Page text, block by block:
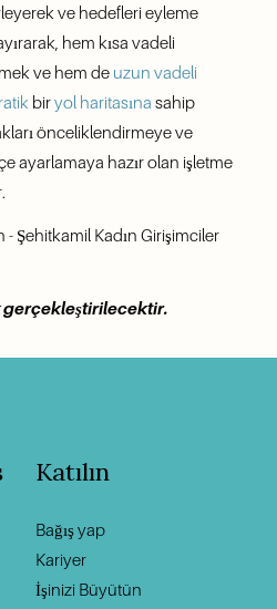
ve hedefleri eyleme
hem kısa vadeli
ve hem de uzun vadeli
bir yol haritasına sahip
önceliklendirmeye ve
ayarlamaya hazır olan işletme
Şehitkamil Kadın Girişimciler
gerçekleştirilecektir.
NY 11201
Katılın
Bağış yap‍                                    ‍
Kariyer
İşinizi Büyütün